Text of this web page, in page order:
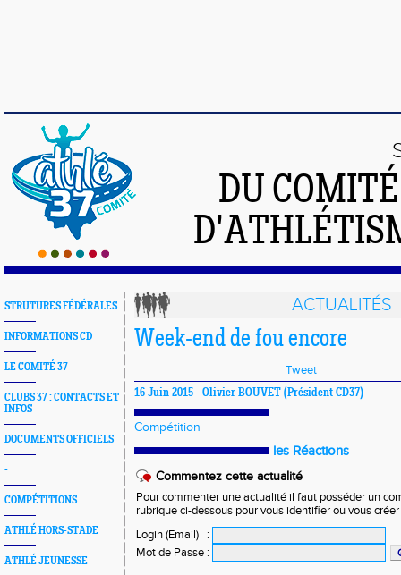
DU
STRUTURES FÉDÉRALES
INFORMATIONS CD
LE COMITÉ 37
CLUBS 37 : CONTACTS ET
INFOS
DOCUMENTS OFFICIELS
-
COMPÉTITIONS
ATHLÉ HORS-STADE
ATHLÉ JEUNESSE
ACTUALITÉS
Week-end de fou encore
Tweet
16 Juin 2015 - Olivier BOUVET (Président CD37)
Compétition
les Réactions
Commentez cette actualité
Pour commenter une actualité il faut posséder un
rubrique ci-dessous pour vous identifier ou vous
Login (Email)
:
Mot de Passe :